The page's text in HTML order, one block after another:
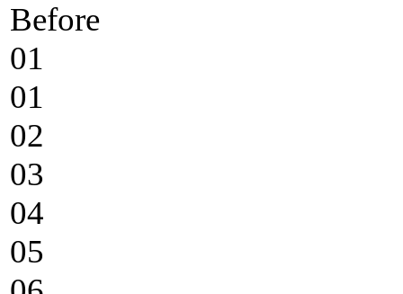
Before
01
01
02
03
04
05